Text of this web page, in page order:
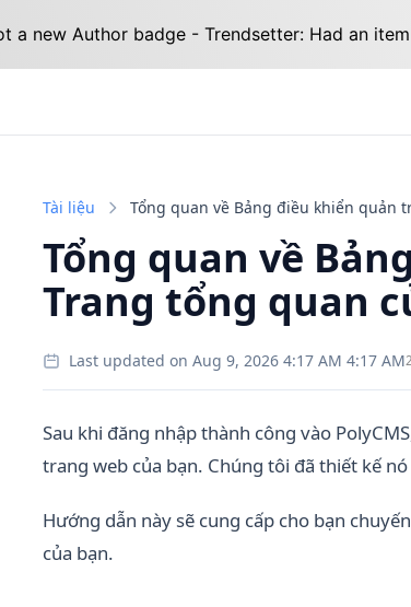
a new Author badge - Trendsetter: Had an
Tài liệu
Tổng quan về
Trang tổng quan
Last updated on Aug 9, 2026 4:17 AM 4:17 AM
Sau khi đăng nhập thành công vào
trang web của bạn. Chúng tôi đã thiết kế
Hướng dẫn này sẽ cung cấp cho bạn
của bạn.